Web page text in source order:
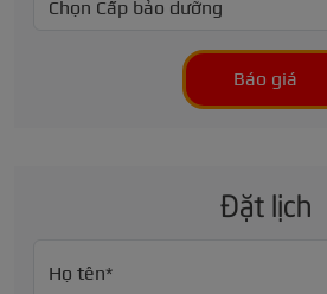
Báo giá
Đặt lịch
Họ tên*